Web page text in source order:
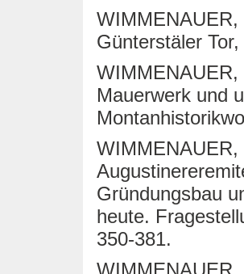
Günterstäler
Mauerwerk und
Gründungsbau
heute.
350-381.